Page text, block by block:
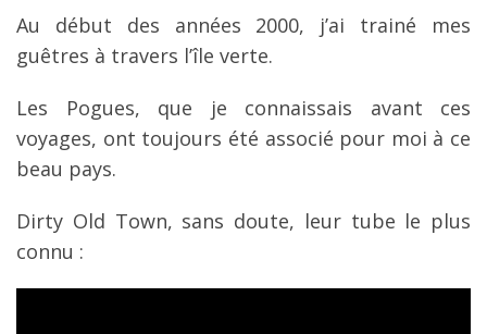
Au début des années 2000, j’ai trainé mes
guêtres à travers l’île verte.
Les Pogues, que je connaissais avant ces
voyages, ont toujours été associé pour moi à ce
beau pays.
Dirty Old Town, sans doute, leur tube le plus
connu :